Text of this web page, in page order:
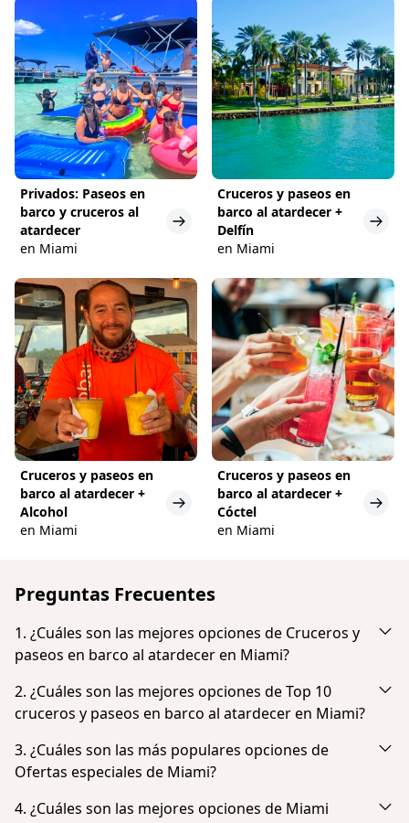
Privados: Paseos en
barco y cruceros al
atardecer
en Miami
Cruceros y paseos en
barco al atardecer +
Delfín
en Miami
Cruceros y paseos en
barco al atardecer +
Alcohol
en Miami
Cruceros y paseos en
barco al atardecer +
Cóctel
en Miami
Preguntas Frecuentes
1. ¿Cuáles son las mejores opciones de Cruceros y
paseos en barco al atardecer en Miami?
Según la popularidad y las opiniones de los clientes,
las mejores opciones de Cruceros y paseos en barco
al atardecer en Miami son:
Miami Skyline Cruise of Millionaire Homes
Miami: Sightseeing Speedboat Tour
Skyline Sightseeing Cruise and Millionaire's Homes
2. ¿Cuáles son las mejores opciones de Top 10
cruceros y paseos en barco al atardecer en Miami?
Según la popularidad y las opiniones de los
huéspedes, las mejores opciones de Top 10 cruceros
y paseos en barco al atardecer en Miami son:
Miami Skyline Cruise of Millionaire Homes
3. ¿Cuáles son las más populares opciones de
Ofertas especiales de Miami?
Según la popularidad y las opiniones de los clientes,
4. ¿Cuáles son las mejores opciones de Miami